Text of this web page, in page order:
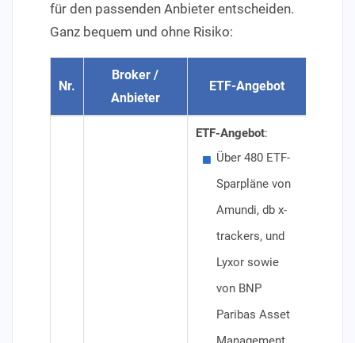
für den passenden Anbieter entscheiden.
Ganz bequem und ohne Risiko:
Nr.
Broker /
Anbieter
ETF-Angebot
ETF-Angebot:
Über 480 ETF-
Sparpläne von
Amundi, db x-
trackers, und
Lyxor sowie
von BNP
Paribas Asset